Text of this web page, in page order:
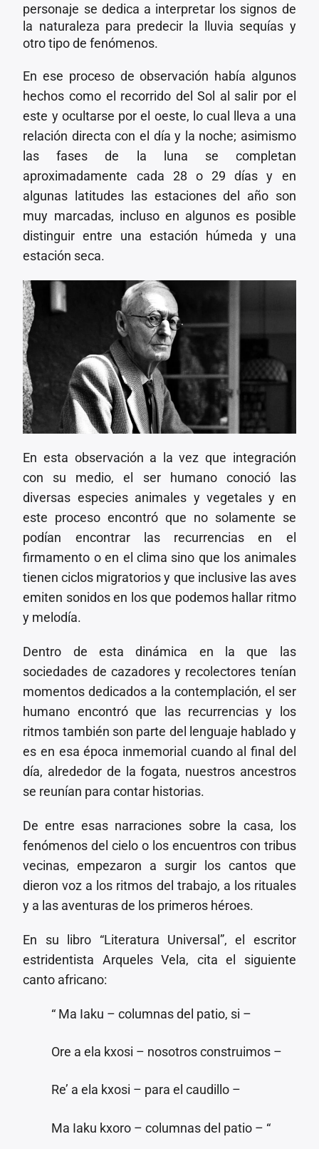
personaje se dedica a interpretar los signos de
la naturaleza para predecir la lluvia sequías y
otro tipo de fenómenos.
En ese proceso de observación había algunos
hechos como el recorrido del Sol al salir por el
este y ocultarse por el oeste, lo cual lleva a una
relación directa con el día y la noche; asimismo
las fases de la luna se completan
aproximadamente cada 28 o 29 días y en
algunas latitudes las estaciones del año son
muy marcadas, incluso en algunos es posible
distinguir entre una estación húmeda y una
estación seca.
En esta observación a la vez que integración
con su medio, el ser humano conoció las
diversas especies animales y vegetales y en
este proceso encontró que no solamente se
podían encontrar las recurrencias en el
firmamento o en el clima sino que los animales
tienen ciclos migratorios y que inclusive las aves
emiten sonidos en los que podemos hallar ritmo
y melodía.
Dentro de esta dinámica en la que las
sociedades de cazadores y recolectores tenían
momentos dedicados a la contemplación, el ser
humano encontró que las recurrencias y los
ritmos también son parte del lenguaje hablado y
es en esa época inmemorial cuando al final del
día, alrededor de la fogata, nuestros ancestros
se reunían para contar historias.
De entre esas narraciones sobre la casa, los
fenómenos del cielo o los encuentros con tribus
vecinas, empezaron a surgir los cantos que
dieron voz a los ritmos del trabajo, a los rituales
y a las aventuras de los primeros héroes.
En su libro “Literatura Universal”, el escritor
estridentista Arqueles Vela, cita el siguiente
canto africano:
“ Ma Iaku – columnas del patio, si –
Ore a ela kxosi – nosotros construimos –
Re’ a ela kxosi – para el caudillo –
Ma Iaku kxoro – columnas del patio – “